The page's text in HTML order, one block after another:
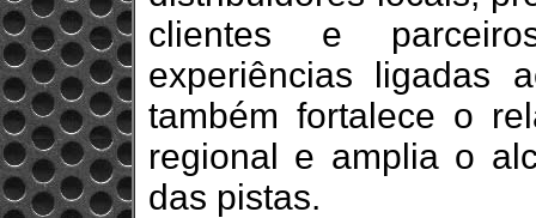
clientes e
experiências ligadas
também fortalece o
regional e amplia o
das pistas.